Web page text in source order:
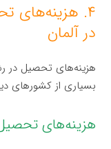
۴. هزینه‌های
در آلمان
هزینه‌های تحصیل در
بسیاری از کشورهای
هزینه‌های